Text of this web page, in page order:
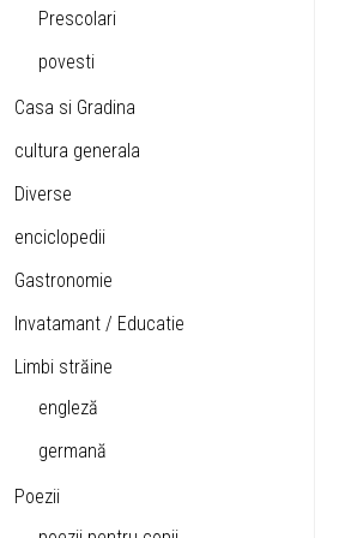
Prescolari
povesti
Casa si Gradina
cultura generala
Diverse
enciclopedii
Gastronomie
Invatamant / Educatie
Limbi străine
engleză
germană
Poezii